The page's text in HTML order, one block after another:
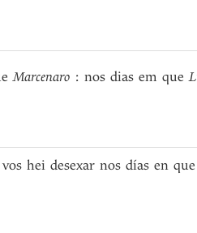
Marcenaro : nos dias em que
hei desexar nos días en